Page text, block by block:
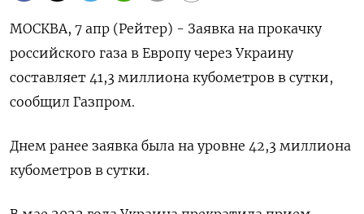
МОСКВА, 7 апр (Рейтер) - Заявка на прокачку
российского газа в Европу через Украину
составляет 41,3 миллиона кубометров в сутки,
сообщил Газпром.
Днем ранее заявка была на уровне 42,3 миллиона
кубометров в сутки.